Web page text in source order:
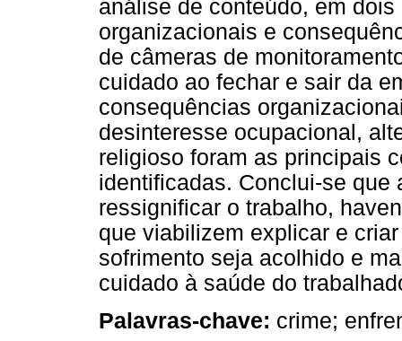
análise de conteúdo, em
organizacionais e
de câmeras de
cuidado ao fechar e sair da
consequências
desinteresse ocupacional,
religioso foram as principais
identificadas. Conclui-se que
ressignificar o trabalho,
que viabilizem explicar e
sofrimento seja acolhido e
cuidado à saúde do
Palavras-chave: crime;